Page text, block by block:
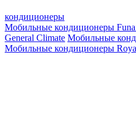
кондиционеры
Мобильные кондиционеры
General Climate Мобильные
Мобильные кондиционеры